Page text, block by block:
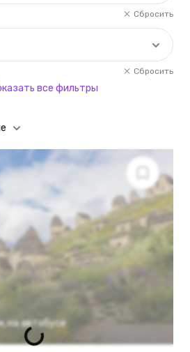
Сбросить
Сбросить
все фильтры
, на автобусе